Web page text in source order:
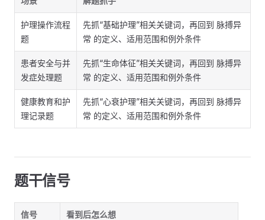
护理操作流程
题
先抓“基础护理”相关关键词，再回到 脉搏异
常 的定义、适用范围和例外条件
患者安全与并
发症处理题
先抓“生命体征”相关关键词，再回到 脉搏异
常 的定义、适用范围和例外条件
健康教育和护
理记录题
先抓“心衰护理”相关关键词，再回到 脉搏异
常 的定义、适用范围和例外条件
题干信号
信号 看到后怎么想